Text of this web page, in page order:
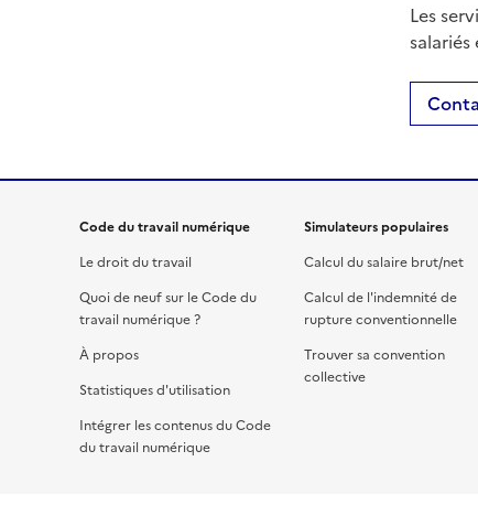
Les
Code du travail numérique
Le droit du travail
Quoi de neuf sur le Code du
travail numérique ?
À propos
Statistiques d'utilisation
Intégrer les contenus du Code
du travail numérique
Simulateurs populaires
Calcul du salaire brut/net
Calcul de l'indemnité de
rupture conventionnelle
Trouver sa convention
collective